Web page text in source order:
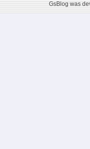
GsBlog was